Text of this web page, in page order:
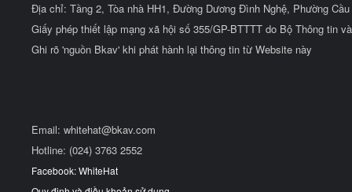
Địa chỉ: Tầng 2, Tòa nhà HH1, Đường Dương Đình Nghệ, Phường
Giấy phép thiết lập mạng xã hội số 355/GP-BTTTT do Bộ Thông tin
Ghi rõ 'nguồn Bkav' khi phát hành lại thông tin từ Website này
Email: whitehat@bkav.com
Hotline: (024) 3763 2552
Facebook: WhiteHat